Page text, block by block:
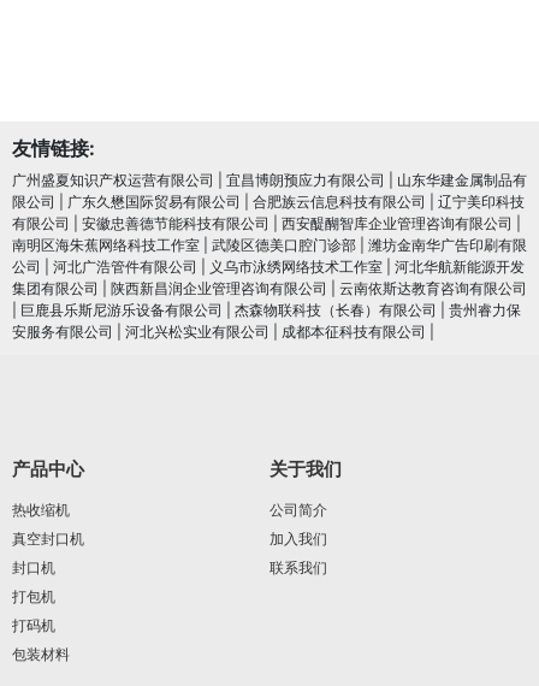
友情链接:
广州盛夏知识产权运营有限公司 宜昌博朗预应力有限公司
山东华建金属制品有
限公司
广东久懋国际贸易有限公司 合肥族云信息科技有限公司
辽宁美印科技
有限公司
安徽忠善德节能科技有限公司 西安醍醐智库企业管理咨询有限公司
南明区海朱蕉网络科技工作室
武陵区德美口腔门诊部
潍坊金南华广告印刷有限
公司
河北广浩管件有限公司 义乌市泳绣网络技术工作室
河北华航新能源开发
集团有限公司
陕西新昌润企业管理咨询有限公司
云南依斯达教育咨询有限公司
巨鹿县乐斯尼游乐设备有限公司 杰森物联科技（长春）有限公司
贵州睿力保
安服务有限公司
河北兴松实业有限公司 成都本征科技有限公司
产品中心
热收缩机
真空封口机
封口机
打包机
打码机
包装材料
关于我们
公司简介
加入我们
联系我们